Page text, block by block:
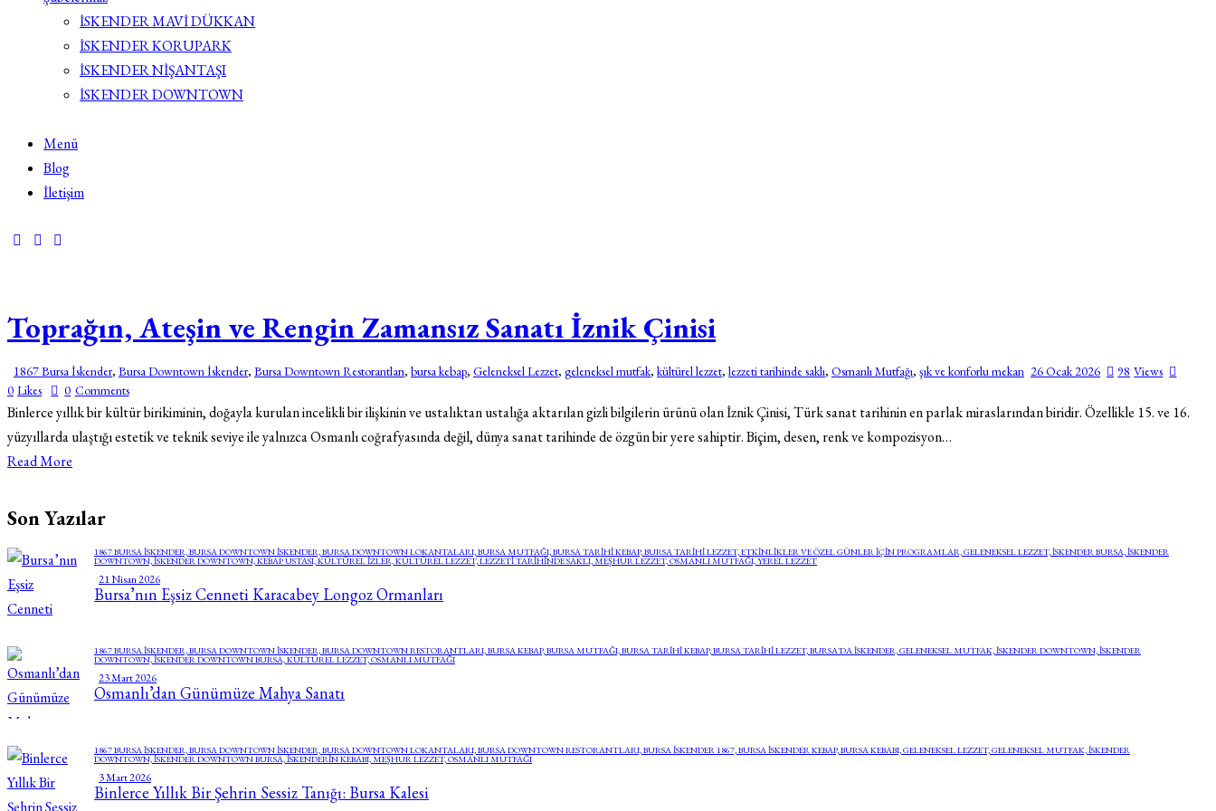
İSKENDER MAVİ DÜKKAN
İSKENDER KORUPARK
İSKENDER NİŞANTAŞI
İSKENDER DOWNTOWN
Menü
Blog
İletişim
Toprağın, Ateşin ve Rengin Zamansız Sanatı İznik Çinisi
1867 Bursa İskender, Bursa Downtown İskender, Bursa Downtown Restorantları, bursa kebap, Geleneksel Lezzet, geleneksel mutfak, kültürel lezzet, lezzeti tarihinde saklı, Osmanlı Mutfağı, şık ve konforlu mekan 26 Ocak 2026 98 Views
0 Likes 0 Comments
Binlerce yıllık bir kültür birikiminin, doğayla kurulan incelikli bir ilişkinin ve ustalıktan ustalığa aktarılan gizli bilgilerin ürünü olan İznik Çinisi, Türk sanat tarihinin en parlak miraslarından biridir. Özellikle 15. ve 16.
yüzyıllarda ulaştığı estetik ve teknik seviye ile yalnızca Osmanlı coğrafyasında değil, dünya sanat tarihinde de özgün bir yere sahiptir. Biçim, desen, renk ve kompozisyon…
Read More
Son Yazılar
1867 BURSA İSKENDER, BURSA DOWNTOWN İSKENDER, BURSA DOWNTOWN LOKANTALARI, BURSA MUTFAĞI, BURSA TARIHI KEBAP, BURSA TARIHI LEZZET, ETKINLIKLER VE ÖZEL GÜNLER IÇIN PROGRAMLAR, GELENEKSEL LEZZET, ISKENDER BURSA, İSKENDER
DOWNTOWN,ISKENDER DOWNTOWN,KEBAP USTASI,KÜLTÜREL IZLER,KÜLTÜREL LEZZET,LEZZETI TARIHINDE SAKLI,MEŞHUR LEZZET,OSMANLI MUTFAĞI,YEREL LEZZET
21 Nisan 2026
Bursa’nın Eşsiz Cenneti Karacabey Longoz Ormanları
1867 BURSA İSKENDER,BURSA DOWNTOWN İSKENDER,BURSA DOWNTOWN RESTORANTLARI,BURSA KEBAP,BURSA MUTFAĞI,BURSA TARIHI KEBAP,BURSA TARIHI LEZZET,BURSA'DA İSKENDER,GELENEKSEL MUTFAK,ISKENDER DOWNTOWN,İSKENDER
DOWNTOWN,ISKENDER DOWNTOWN BURSA,KÜLTÜREL LEZZET,OSMANLI MUTFAĞI
23 Mart 2026
Osmanlı’dan Günümüze Mahya Sanatı
1867 BURSA İSKENDER,BURSA DOWNTOWN İSKENDER,BURSA DOWNTOWN LOKANTALARI,BURSA DOWNTOWN RESTORANTLARI,BURSA İSKENDER 1867,BURSA İSKENDER KEBAP,BURSA KEBABI,GELENEKSEL LEZZET,GELENEKSEL MUTFAK,ISKENDER
DOWNTOWN,ISKENDER DOWNTOWN BURSA,ISKENDERIN KEBABI,MEŞHUR LEZZET,OSMANLI MUTFAĞI
3 Mart 2026
Binlerce Yıllık Bir Şehrin Sessiz Tanığı: Bursa Kalesi